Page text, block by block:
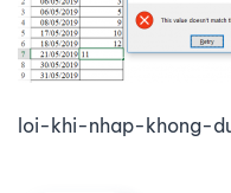
loi-khi-nhap-khong-